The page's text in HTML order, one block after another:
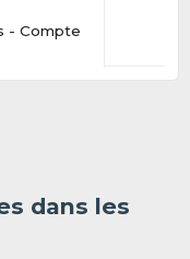
- Compte
dans les